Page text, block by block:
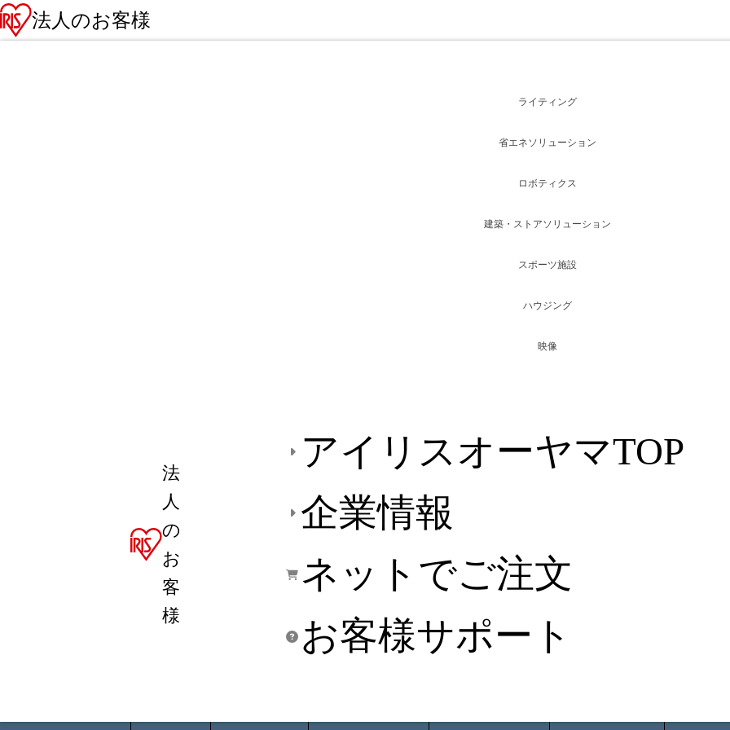
法人のお客様
法
人
の
お
客
様
アイリスオーヤマTOP
企業情報
ネットでご注文
お客様サポート
ライティング
省エネソリューション
ロボティクス
建築・ストアソリューション
スポーツ施設
ハウジング
映像